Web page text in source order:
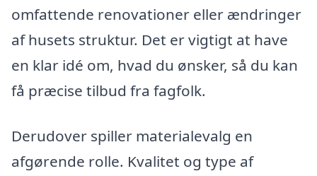
omfattende renovationer eller ændringer
af husets struktur. Det er vigtigt at have
en klar idé om, hvad du ønsker, så du kan
få præcise tilbud fra fagfolk.
Derudover spiller materialevalg en
afgørende rolle. Kvalitet og type af